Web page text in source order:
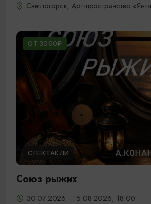
Светлогорск, Арт-пространство
ОТ 3000₽
СПЕКТАКЛИ
Союз рыжих
30.07.2026 - 15.08.2026, 18:00